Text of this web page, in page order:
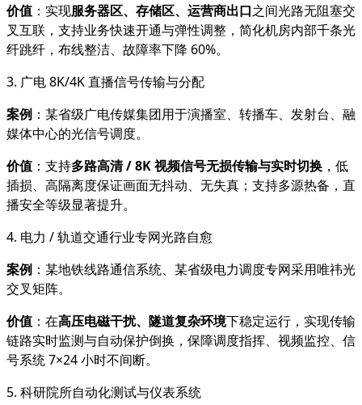
价值 ：实现服务器区、存储区、运营商出口之间光路无阻塞交
叉互联，支持业务快速开通与弹性调整，简化机房内部千条光
纤跳纤，布线整洁、故障率下降 60%。
3. 广电 8K/4K 直播信号传输与分配
案例 ：某省级广电传媒集团用于演播室、转播车、发射台、融
媒体中心的光信号调度。
价值 ：支持多路高清 / 8K 视频信号无损传输与实时切换 ，低
插损、高隔离度保证画面无抖动、无失真；支持多源热备，直
播安全等级显著提升。
4. 电力 / 轨道交通行业专网光路自愈
案例 ：某地铁线路通信系统、某省级电力调度专网采用唯祎光
交叉矩阵。
价值 ：在高压电磁干扰、隧道复杂环境下稳定运行，实现传输
链路实时监测与自动保护倒换，保障调度指挥、视频监控、信
号系统 7×24 小时不间断。
5. 科研院所自动化测试与仪表系统